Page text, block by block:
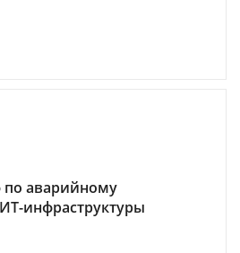
по аварийному
инфраструктуры